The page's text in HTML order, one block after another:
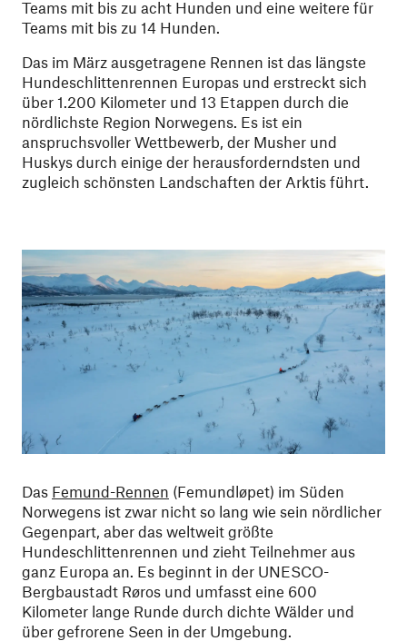
Teams mit bis zu acht Hunden und eine weitere für
Teams mit bis zu 14 Hunden.
Das im März ausgetragene Rennen ist das längste
Hundeschlittenrennen Europas und erstreckt sich
über 1.200 Kilometer und 13 Etappen durch die
nördlichste Region Norwegens. Es ist ein
anspruchsvoller Wettbewerb, der Musher und
Huskys durch einige der herausforderndsten und
zugleich schönsten Landschaften der Arktis führt.
Das Femund-Rennen (Femundløpet) im Süden
Norwegens ist zwar nicht so lang wie sein nördlicher
Gegenpart, aber das weltweit größte
Hundeschlittenrennen und zieht Teilnehmer aus
ganz Europa an. Es beginnt in der UNESCO-
Bergbaustadt Røros und umfasst eine 600
Kilometer lange Runde durch dichte Wälder und
über gefrorene Seen in der Umgebung.